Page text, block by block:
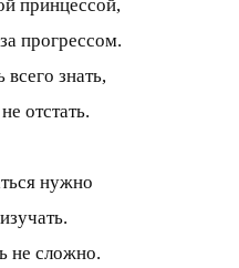
принцессой,
прогрессом.
знать,
отстать.
нужно
не сложно.